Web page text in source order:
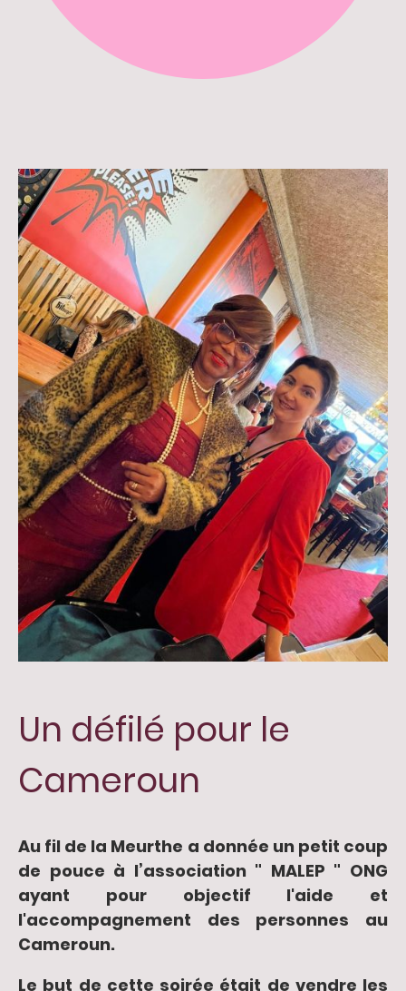
Un défilé pour le
Cameroun
Au fil de la Meurthe a donnée un petit coup
de pouce à l’association " MALEP " ONG
ayant pour objectif l'aide et
l'accompagnement des personnes au
Cameroun.
Le but de cette soirée était de vendre les